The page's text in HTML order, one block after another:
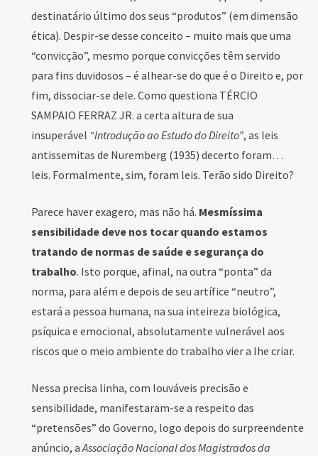
destinatário último dos seus “produtos” (em dimensão
ética). Despir-se desse conceito – muito mais que uma
“convicção”, mesmo porque convicções têm servido
para fins duvidosos – é alhear-se do que é o Direito e, por
fim, dissociar-se dele. Como questiona TÉRCIO
SAMPAIO FERRAZ JR. a certa altura de sua
insuperável “Introdução ao Estudo do Direito”, as leis
antissemitas de Nuremberg (1935) decerto foram…
leis. Formalmente, sim, foram leis. Terão sido Direito?
Parece haver exagero, mas não há. Mesmíssima
sensibilidade deve nos tocar quando estamos
tratando de normas de saúde e segurança do
trabalho. Isto porque, afinal, na outra “ponta” da
norma, para além e depois de seu artífice “neutro”,
estará a pessoa humana, na sua inteireza biológica,
psíquica e emocional, absolutamente vulnerável aos
riscos que o meio ambiente do trabalho vier a lhe criar.
Nessa precisa linha, com louváveis precisão e
sensibilidade, manifestaram-se a respeito das
“pretensões” do Governo, logo depois do surpreendente
anúncio, aAssociação Nacional dos Magistrados da